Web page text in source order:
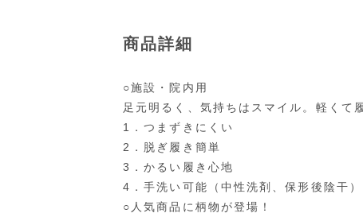
商品詳細
○施設・院内用
足元明るく、気持ちはスマイル。軽くて
1．つまずきにくい
2．脱ぎ履き簡単
3．かるい履き心地
4．手洗い可能（中性洗剤、保形後陰干）
○人気商品に柄物が登場！